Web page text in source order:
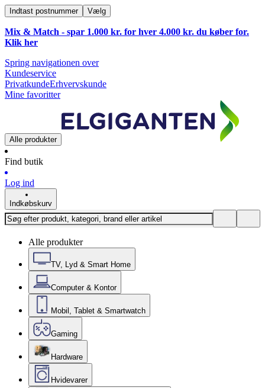
Indtast postnummer Vælg
Mix & Match - spar 1.000 kr. for hver 4.000 kr. du køber for.
Klik her
Spring navigationen over
Kundeservice
PrivatkundeErhvervskunde
Mine favoritter
Alle produkter
Find butik
Log ind
Indkøbskurv
Alle produkter
TV, Lyd & Smart Home
Computer & Kontor
Mobil, Tablet & Smartwatch
Gaming
Hardware
Hvidevarer